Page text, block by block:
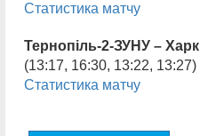
Статистика матчу
Тернопіль-2-ЗУНУ –
(13:17, 16:30, 13:22, 13:27)
Статистика матчу